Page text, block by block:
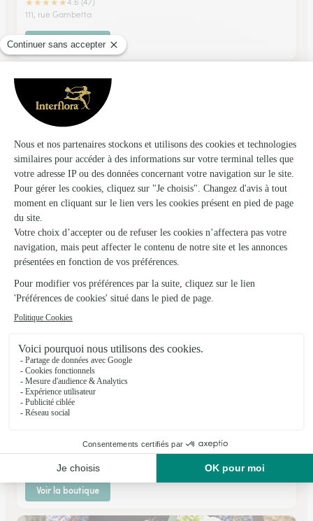
111, rue Gambetta
Voir la boutique
Sarah Art Flor
Equeurdreville Hainneville
★ ★ ★ ★4.6 (19)
126, rue de la Paix
Voir la boutique
Le Jardin des Fleurs
★★★★★4.4 (11)
29 rue Holgate
Voir la boutique